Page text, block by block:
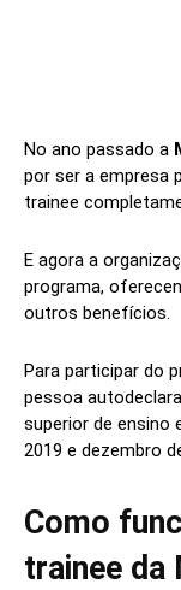
No ano passado a
por ser a empresa
trainee
E agora a
programa,
outros benefícios.
Para participar do
pessoa
superior de ensino
2019 e dezembro
Como
trainee da